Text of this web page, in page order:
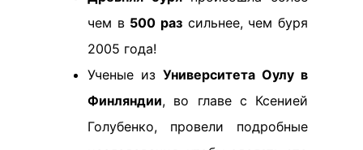
чем в 500 раз сильнее, чем буря
2005 года!
Ученые из Университета Оулу в
Финляндии, во главе с Ксенией
Голубенко, провели подробные